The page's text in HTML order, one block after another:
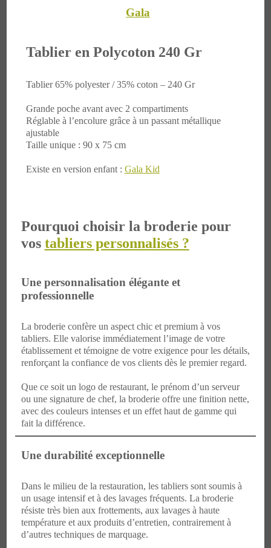
Gala
Tablier en Polycoton 240 Gr
Tablier 65% polyester / 35% coton – 240 Gr
Grande poche avant avec 2 compartiments
Réglable à l’encolure grâce à un passant métallique
ajustable
Taille unique : 90 x 75 cm
Existe en version enfant : Gala Kid
Pourquoi choisir la broderie pour
vos tabliers personnalisés ?
Une personnalisation élégante et
professionnelle
La broderie confère un aspect chic et premium à vos
tabliers. Elle valorise immédiatement l’image de votre
établissement et témoigne de votre exigence pour les détails,
renforçant la confiance de vos clients dès le premier regard.
Que ce soit un logo de restaurant, le prénom d’un serveur
ou une signature de chef, la broderie offre une finition nette,
avec des couleurs intenses et un effet haut de gamme qui
fait la différence.
Une durabilité exceptionnelle
Dans le milieu de la restauration, les tabliers sont soumis à
un usage intensif et à des lavages fréquents. La broderie
résiste très bien aux frottements, aux lavages à haute
température et aux produits d’entretien, contrairement à
d’autres techniques de marquage.